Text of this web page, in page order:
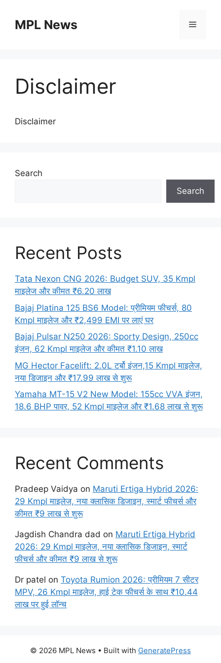
contentMPL News Menu
Disclaimer
Disclaimer
Search
Search
Recent Posts
Tata Nexon CNG 2026: Budget SUV, 35 Kmpl
माइलेज और कीमत ₹6.20 लाख
Bajaj Platina 125 BS6 Model: प्रीमियम फीचर्स, 80
Kmpl माइलेज और ₹2,499 EMI पर लाएं घर
Bajaj Pulsar N250 2026: Sporty Design, 250cc
इंजन, 62 Kmpl माइलेज और कीमत ₹1.10 लाख
MG Hector Facelift: 2.0L टर्बो इंजन,15 Kmpl माइलेज,
नया डिजाइन और ₹17.99 लाख से शुरू
Yamaha MT-15 V2 New Model: 155cc VVA इंजन,
18.6 BHP पावर, 52 Kmpl माइलेज और ₹1.68 लाख से शुरू
Recent Comments
Pradeep Vaidya on Maruti Ertiga Hybrid 2026:
29 Kmpl माइलेज, नया क्लासिक डिजाइन, स्मार्ट फीचर्स और
कीमत ₹9 लाख से शुरू
Jagdish Chandra dad on Maruti Ertiga Hybrid
2026: 29 Kmpl माइलेज, नया क्लासिक डिजाइन, स्मार्ट
फीचर्स और कीमत ₹9 लाख से शुरू
Dr patel on Toyota Rumion 2026: प्रीमियम 7 सीटर
MPV, 26 Kmpl माइलेज, हाई टेक फीचर्स के साथ ₹10.44
लाख पर हुई लॉन्च
© 2026 MPL News • Built with GeneratePress